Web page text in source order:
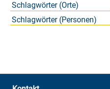
Schlagwörter (Orte)
Schlagwörter (Personen)